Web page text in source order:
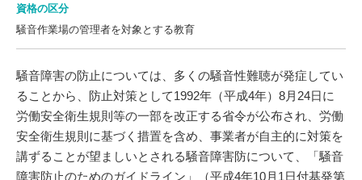
資格の区分
騒音作業場の管理者を対象とする教育
騒音障害の防止については、多くの騒音性難聴が発症してい
ることから、防止対策として1992年（平成4年）8月24日に
労働安全衛生規則等の一部を改正する省令が公布され、労働
安全衛生規則に基づく措置を含め、事業者が自主的に対策を
講ずることが望ましいとされる騒音障害防について、「騒音
障害防止のためのガイドライン」（平成4年10月1日付基発第